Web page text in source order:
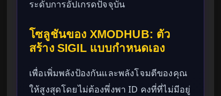
ระดับการอัปเกรดปัจจุบัน
โซลูชันของ XMODHUB: ตัว
สร้าง SIGIL แบบกำหนดเอง
เพื่อเพิ่มพลังป้องกันและพลังโจมตีของคุณ
ให้สูงสุดโดยไม่ต้องพึ่งพา ID คงที่ที่ไม่มีอยู่